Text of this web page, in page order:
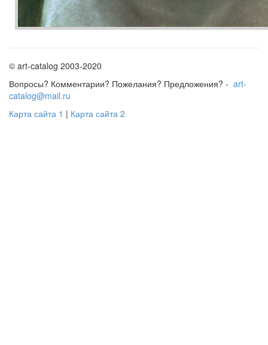
© art-catalog 2003-2020
Вопросы? Комментарии? Пожелания? Предложения? - art-
catalog@mail.ru
Карта сайта 1 | Карта сайта 2